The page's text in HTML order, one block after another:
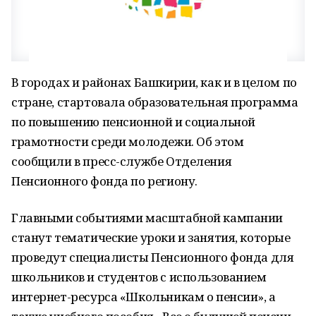
В городах и районах Башкирии, как и в целом по
стране, стартовала образовательная программа
по повышению пенсионной и социальной
грамотности среди молодежи. Об этом
сообщили в пресс-службе Отделения
Пенсионного фонда по региону.
Главными событиями масштабной кампании
станут тематические уроки и занятия, которые
проведут специалисты Пенсионного фонда для
школьников и студентов с использованием
интернет-ресурса «Школьникам о пенсии», а